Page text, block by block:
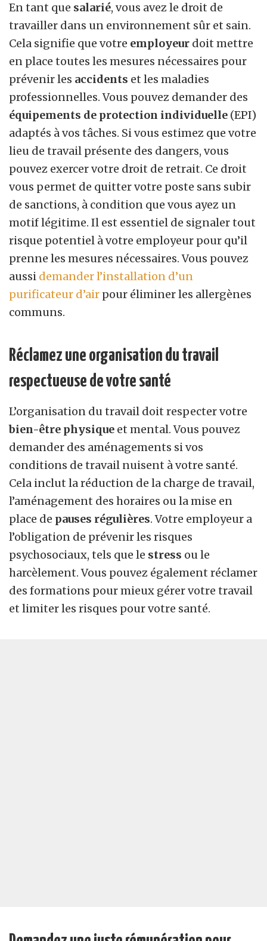
En tant que salarié, vous avez le droit de
travailler dans un environnement sûr et sain.
Cela signifie que votre employeur doit mettre
en place toutes les mesures nécessaires pour
prévenir les accidents et les maladies
professionnelles. Vous pouvez demander des
équipements de protection individuelle (EPI)
adaptés à vos tâches. Si vous estimez que votre
lieu de travail présente des dangers, vous
pouvez exercer votre droit de retrait. Ce droit
vous permet de quitter votre poste sans subir
de sanctions, à condition que vous ayez un
motif légitime. Il est essentiel de signaler tout
risque potentiel à votre employeur pour qu’il
prenne les mesures nécessaires. Vous pouvez
aussi demander l’installation d’un
purificateur d’air pour éliminer les allergènes
communs.
Réclamez une organisation du travail
respectueuse de votre santé
L’organisation du travail doit respecter votre
bien-être physique et mental. Vous pouvez
demander des aménagements si vos
conditions de travail nuisent à votre santé.
Cela inclut la réduction de la charge de travail,
l’aménagement des horaires ou la mise en
place de pauses régulières. Votre employeur a
l’obligation de prévenir les risques
psychosociaux, tels que le stress ou le
harcèlement. Vous pouvez également réclamer
des formations pour mieux gérer votre travail
et limiter les risques pour votre santé.